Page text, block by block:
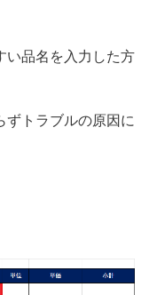
い品名を入力した方
トラブルの原因に